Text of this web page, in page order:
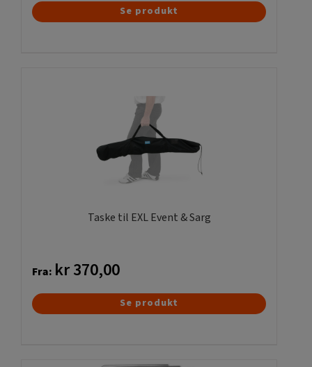
Dette
Mulighederne
kan
vælges
på
varesiden
Se produkt
Taske til EXL Event & Sarg
Fra: kr370,00
Dette
Se produkt